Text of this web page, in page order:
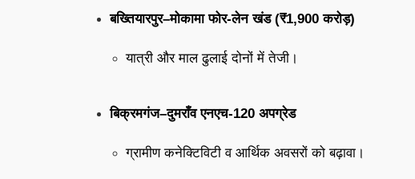
बख्तियारपुर–मोकामा फोर-लेन खंड (₹1,900 करोड़)
यात्री और माल ढुलाई दोनों में तेजी।
बिक्रमगंज–दुमराँव एनएच-120 अपग्रेड
ग्रामीण कनेक्टिविटी व आर्थिक अवसरों को बढ़ावा।